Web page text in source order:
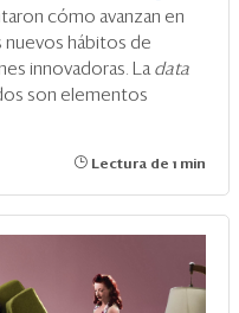
cómo avanzan en
nuevos hábitos de
innovadoras. La data
son elementos
Lectura de 1 min